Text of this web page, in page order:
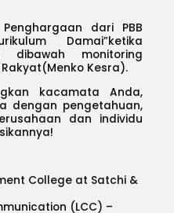
dari PBB
Damai”ketika
dibawah monitoring
Kesra).
kacamata Anda,
dengan pengetahuan,
dan individu
College at Satchi &
(LCC) –